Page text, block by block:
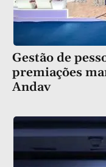
Gestão de
premiações
Andav